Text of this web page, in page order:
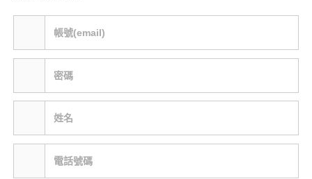
帳號(email)
密碼
姓名
電話號碼